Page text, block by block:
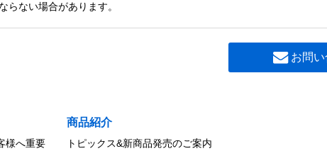
らない場合があります。
お問
様へ重要
商品紹介
トピックス&新商品発売のご案内